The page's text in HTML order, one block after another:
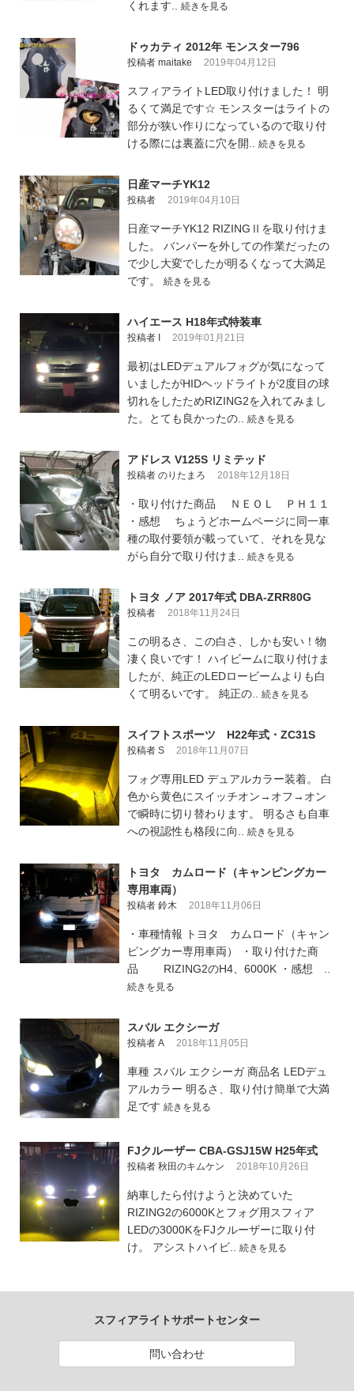
くれます.. 続きを見る
ドゥカティ 2012年 モンスター796
投稿者 maitake 2019年04月12日
スフィアライトLED取り付けました！ 明
るくて満足です☆ モンスターはライトの
部分が狭い作りになっているので取り付
ける際には裏蓋に穴を開.. 続きを見る
日産マーチYK12
投稿者 2019年04月10日
日産マーチYK12 RIZINGⅡを取り付けま
した。 バンパーを外しての作業だったの
で少し大変でしたが明るくなって大満足
です。 続きを見る
ハイエース H18年式特装車
投稿者 I 2019年01月21日
最初はLEDデュアルフォグが気になって
いましたがHIDヘッドライトが2度目の球
切れをしたためRIZING2を入れてみまし
た。とても良かったの.. 続きを見る
アドレス V125S リミテッド
投稿者 のりたまろ 2018年12月18日
・取り付けた商品 ＮＥＯＬ ＰＨ１１
・感想 ちょうどホームページに同一車
種の取付要領が載っていて、それを見な
がら自分で取り付けま.. 続きを見る
トヨタ ノア 2017年式 DBA-ZRR80G
投稿者 2018年11月24日
この明るさ、この白さ、しかも安い！物
凄く良いです！ ハイビームに取り付けま
したが、純正のLEDロービームよりも白
くて明るいです。 純正の.. 続きを見る
スイフトスポーツ H22年式・ZC31S
投稿者 S 2018年11月07日
フォグ専用LED デュアルカラー装着。 白
色から黄色にスイッチオン→オフ→オン
で瞬時に切り替わります。 明るさも自車
への視認性も格段に向.. 続きを見る
トヨタ カムロード（キャンピングカー
専用車両）
投稿者 鈴木 2018年11月06日
・車種情報 トヨタ カムロード（キャン
ピングカー専用車両） ・取り付けた商
品 RIZING2のH4、6000K ・感想 ..
続きを見る
スバル エクシーガ
投稿者 A 2018年11月05日
車種 スバル エクシーガ 商品名 LEDデュ
アルカラー 明るさ、取り付け簡単で大満
足です 続きを見る
FJクルーザー CBA-GSJ15W H25年式
投稿者 秋田のキムケン 2018年10月26日
納車したら付けようと決めていた
RIZING2の6000Kとフォグ用スフィア
LEDの3000KをFJクルーザーに取り付
け。 アシストハイビ.. 続きを見る
スフィアライトサポートセンター
問い合わせ